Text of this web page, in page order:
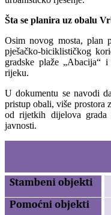
Šta se planira uz obalu
Osim novog mosta, plan
pješačko-biciklističkog
gradske plaže „Abacija“
rijeku.
U dokumentu se navodi
pristup obali, više prostora
od rijetkih dijelova grada
javnosti.